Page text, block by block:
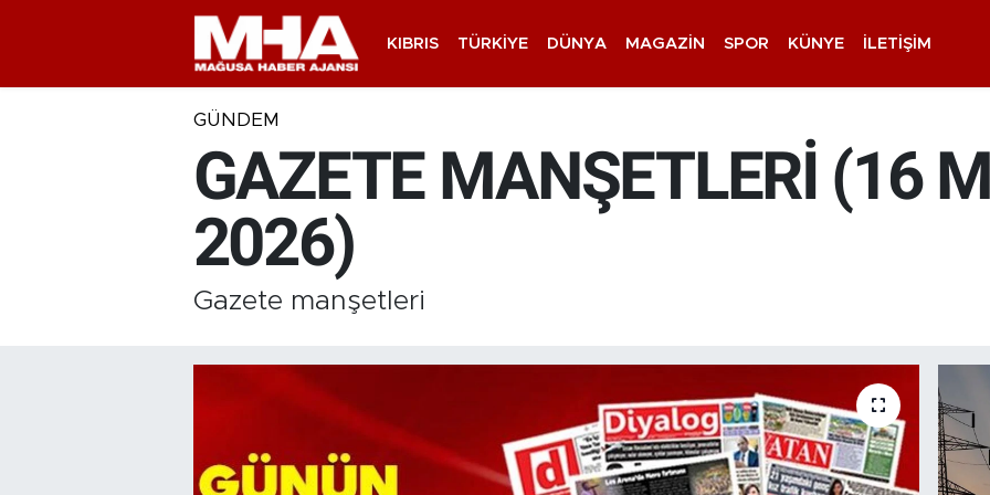
KIBRIS TÜRKIYE DÜNYA MAGAZIN SPOR KÜNYE İLETIŞIM
GÜNDEM
GAZETE MANŞETLERİ (16
2026)
Gazete manşetleri